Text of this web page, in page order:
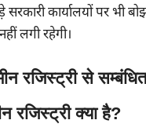
कार्यालयों पर भी
लगी रहेगी।
रजिस्ट्री से
रजिस्ट्री क्या है?